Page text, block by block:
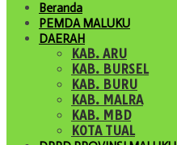
Beranda
PEMDA MALUKU
DAERAH
KAB. ARU
KAB. BURSEL
KAB. BURU
KAB. MALRA
KAB. MBD
KOTA TUAL